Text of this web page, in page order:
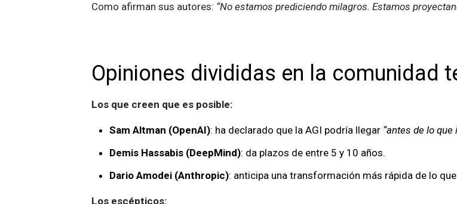
Como afirman sus autores: “No estamos prediciendo milagros. Estamos
Opiniones divididas en la comunidad
Los que creen que es posible:
Sam Altman (OpenAI): ha declarado que la AGI podría llegar “antes de lo que
Demis Hassabis (DeepMind): da plazos de entre 5 y 10 años.
Dario Amodei (Anthropic): anticipa una transformación más rápida de lo
Los escépticos: